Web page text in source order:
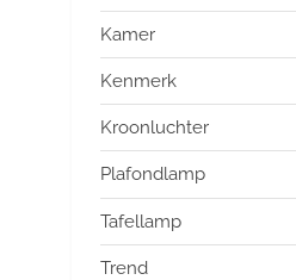
Kamer
Kenmerk
Kroonluchter
Plafondlamp
Tafellamp
Trend